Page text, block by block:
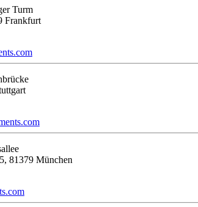
Turm
Frankfurt
81379 München